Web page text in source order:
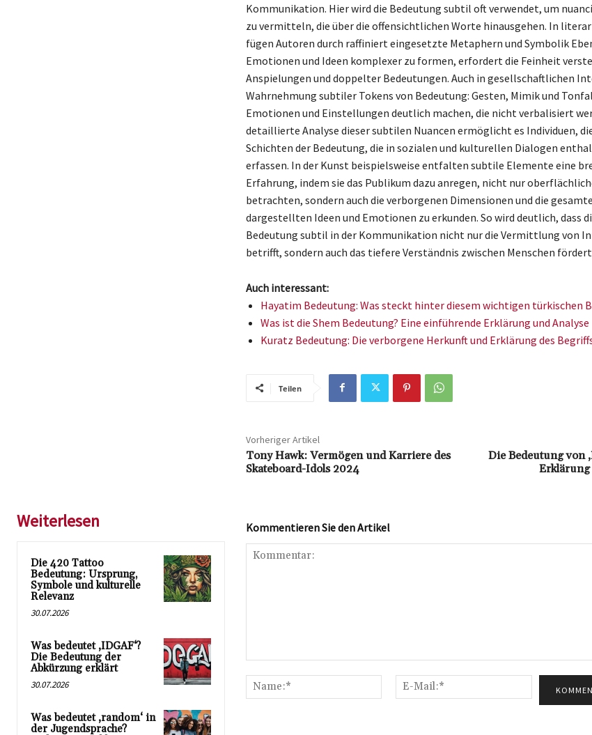
Kommunikation. Hier wird die Bedeutung subtil oft verwendet, um
zu vermitteln, die über die offensichtlichen Worte hinausgehen. In
fügen Autoren durch raffiniert eingesetzte Metaphern und Symbolik
Emotionen und Ideen komplexer zu formen, erfordert die Feinheit
Anspielungen und doppelter Bedeutungen. Auch in gesellschaftlichen
Wahrnehmung subtiler Tokens von Bedeutung: Gesten, Mimik und
Emotionen und Einstellungen deutlich machen, die nicht verbalisiert
detaillierte Analyse dieser subtilen Nuancen ermöglicht es Individuen,
Schichten der Bedeutung, die in sozialen und kulturellen Dialogen
erfassen. In der Kunst beispielsweise entfalten subtile Elemente eine
Erfahrung, indem sie das Publikum dazu anregen, nicht nur
betrachten, sondern auch die verborgenen Dimensionen und die
dargestellten Ideen und Emotionen zu erkunden. So wird deutlich, dass
Bedeutung subtil in der Kommunikation nicht nur die Vermittlung von
betrifft, sondern auch das tiefere Verständnis zwischen Menschen
Auch interessant:
Hayatim Bedeutung: Was steckt hinter diesem wichtigen türkischen
Was ist die Shem Bedeutung? Eine einführende Erklärung und Analyse
Kuratz Bedeutung: Die verborgene Herkunft und Erklärung des
Teilen
Vorheriger Artikel
Tony Hawk: Vermögen und Karriere des
Skateboard-Idols 2024
Die Bedeutung von
Weiterlesen
Die 420 Tattoo
Bedeutung: Ursprung,
Symbole und kulturelle
Relevanz
30.07.2026
Was bedeutet ‚IDGAF‘?
Die Bedeutung der
Abkürzung erklärt
30.07.2026
Was bedeutet ‚random‘ in
der Jugendsprache?
Kommentieren Sie den Artikel
Name:*
Mail:*